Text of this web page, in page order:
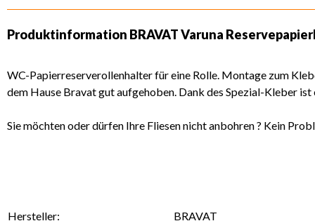
Produktinformation BRAVAT Varuna
WC-Papierreserverollenhalter für eine Rolle. Montage zum
dem Hause Bravat gut aufgehoben. Dank des Spezial-Kleber
Sie möchten oder dürfen Ihre Fliesen nicht anbohren ? Kein
Hersteller: BRAVAT